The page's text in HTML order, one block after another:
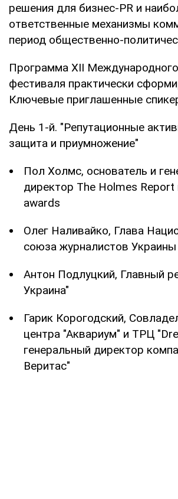
решения для бизнес-PR и
ответственные механизмы
период общественно-
Программа XII
фестиваля практически
Ключевые приглашенные
День 1-й. "Репутационные
защита и приумножение"
Пол Холмс, основатель и
директор The Holmes Report
awards
Олег Наливайко, Глава
союза журналистов Украины
Антон Подлуцкий, Главный
Украина"
Гарик Корогодский,
центра "Аквариум" и ТРЦ
генеральный директор
Веритас"